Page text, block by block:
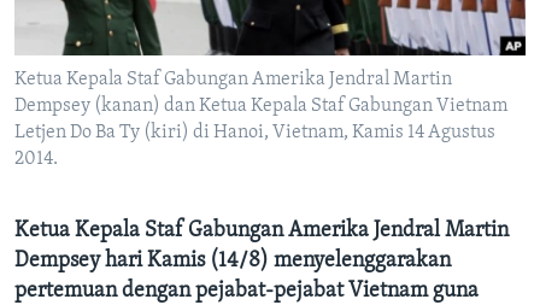
Ketua Kepala Staf Gabungan Amerika Jendral Martin
Dempsey (kanan) dan Ketua Kepala Staf Gabungan Vietnam
Letjen Do Ba Ty (kiri) di Hanoi, Vietnam, Kamis 14 Agustus
2014.
Ketua Kepala Staf Gabungan Amerika Jendral Martin
Dempsey hari Kamis (14/8) menyelenggarakan
pertemuan dengan pejabat-pejabat Vietnam guna